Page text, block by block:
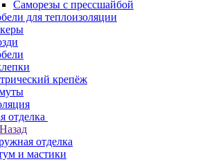
Саморезы с прессшайбой
для теплоизоляции
крепёж
отделка
Назад
отделка
и мастики